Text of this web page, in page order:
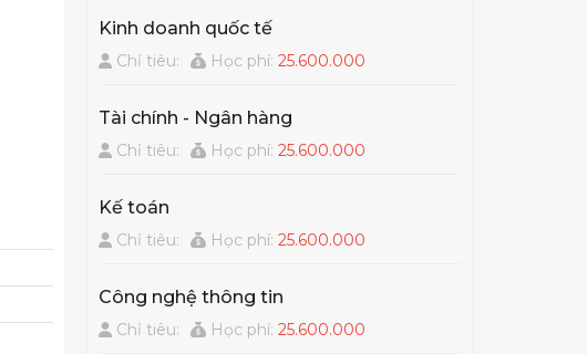
Kinh doanh quốc tế
Chỉ tiêu: Học phí:25.600.000
Tài chính - Ngân hàng
Chỉ tiêu: Học phí:25.600.000
Kế toán
Chỉ tiêu: Học phí:25.600.000
Công nghệ thông tin
Chỉ tiêu: Học phí:25.600.000